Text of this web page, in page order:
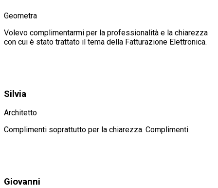
Geometra
Volevo complimentarmi per la professionalità e la chiarezza
con cui è stato trattato il tema della Fatturazione Elettronica.
Silvia
Architetto
Complimenti soprattutto per la chiarezza. Complimenti.
Giovanni